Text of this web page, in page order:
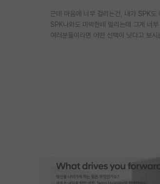
근데 마음에 너무 걸리는건, 내가 SPK
SPK나와도 미박한테 밀리는데 그게 너
여러분들이라면 어떤 선택이 낫다고 보